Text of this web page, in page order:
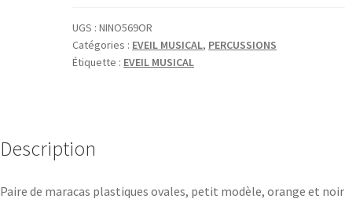
PLASTIQUE
OVALES
ORANGE
UGS :NINO569OR
Catégories : EVEIL MUSICAL, PERCUSSIONS
Étiquette : EVEIL MUSICAL
Description
Paire de maracas plastiques ovales, petit modèle, orange et noir